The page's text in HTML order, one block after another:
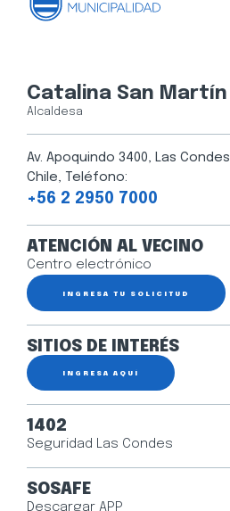
Catalina San Martín
Alcaldesa
Av. Apoquindo 3400, Las
Chile, Teléfono:
+56 2 2950 7000
ATENCIÓN AL VECINO
Centro electrónico
INGRESA TU SOLICITUD
SITIOS DE INTERÉS
INGRESA AQUÍ
1402
Seguridad Las Condes
SOSAFE
Descargar APP